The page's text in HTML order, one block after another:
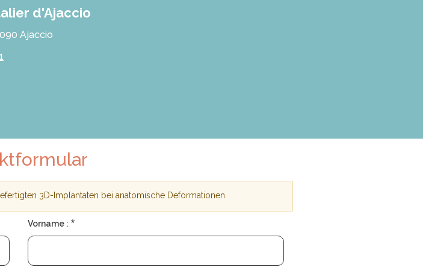
d'Ajaccio
Ajaccio
3D-Implantaten bei anatomische Deformationen
Vorname :